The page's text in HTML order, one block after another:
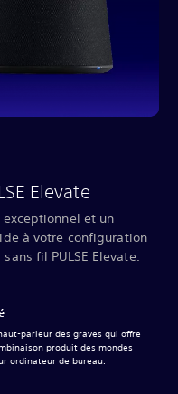
Elevate
et un
à votre configuration
fil PULSE Elevate.
parleur des graves qui offre
produit des mondes
ordinateur de bureau.